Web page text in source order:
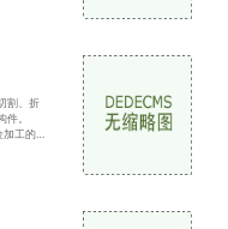
割、折
。
加工的